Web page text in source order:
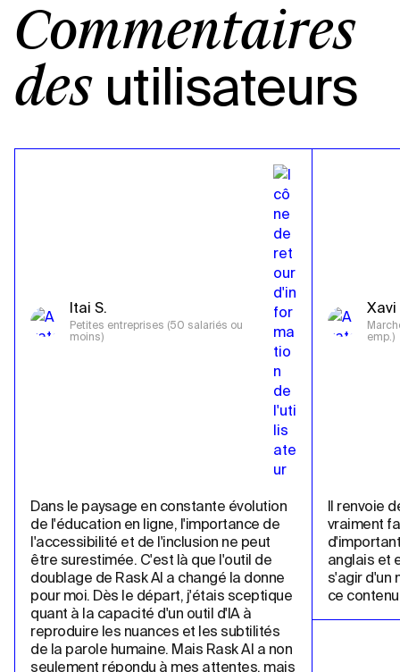
Commentaires
des utilisateurs
Itai S.
Petites entreprises (50 salariés ou
moins)
Dans le paysage en constante évolution
de l'éducation en ligne, l'importance de
l'accessibilité et de l'inclusion ne peut
être surestimée. C'est là que l'outil de
doublage de Rask AI a changé la donne
pour moi. Dès le départ, j'étais sceptique
quant à la capacité d'un outil d'IA à
reproduire les nuances et les subtilités
de la parole humaine. Mais Rask AI a non
seulement répondu à mes attentes, mais
Xavi
emp.)
Il renvoie
vraiment
anglais et
s'agir d'un
ce